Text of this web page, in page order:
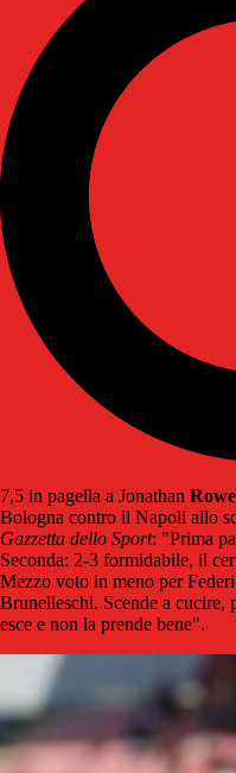
7,5 in pagella a Jonathan Rowe
Bologna contro il Napoli allo
Gazzetta dello Sport: "Prima
Seconda: 2-3 formidabile, il
Mezzo voto in meno per
Brunelleschi. Scende a cucire,
esce e non la prende bene".